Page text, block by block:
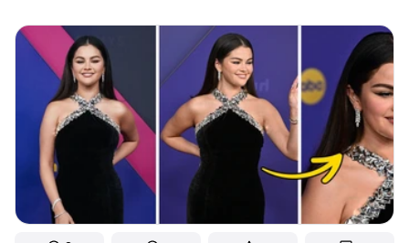
événements sur tapis rouge, la jeune femme de 32 ans a dévoilé
un physique visiblement plus mince, ce qui a incité les fans
à se demander si la perte de poids pouvait être liée à l’utilisation
d’Ozempic, un médicament antidiabétique réputé pour faire